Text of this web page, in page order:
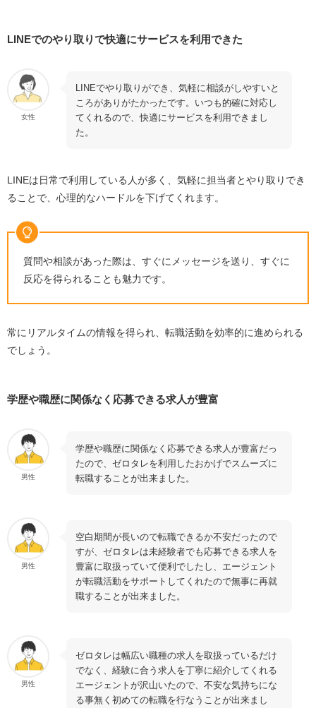
LINEでのやり取りで快適にサービスを利用できた
女性
LINEでやり取りができ、気軽に相談がしやすいと
ころがありがたかったです。いつも的確に対応し
てくれるので、快適にサービスを利用できまし
た。
LINEは日常で利用している人が多く、気軽に担当者とやり取りでき
ることで、心理的なハードルを下げてくれます。
質問や相談があった際は、すぐにメッセージを送り、すぐに
反応を得られることも魅力です。
常にリアルタイムの情報を得られ、転職活動を効率的に進められる
でしょう。
学歴や職歴に関係なく応募できる求人が豊富
男性
学歴や職歴に関係なく応募できる求人が豊富だっ
たので、ゼロタレを利用したおかげでスムーズに
転職することが出来ました。
男性
空白期間が長いので転職できるか不安だったので
すが、ゼロタレは未経験者でも応募できる求人を
豊富に取扱っていて便利でしたし、エージェント
が転職活動をサポートしてくれたので無事に再就
職することが出来ました。
男性
ゼロタレは幅広い職種の求人を取扱っているだけ
でなく、経験に合う求人を丁寧に紹介してくれる
エージェントが沢山いたので、不安な気持ちにな
る事無く初めての転職を行なうことが出来まし